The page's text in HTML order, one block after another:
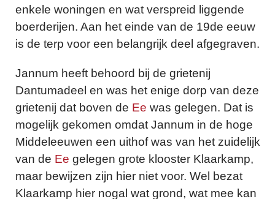
enkele woningen en wat verspreid liggende
boerderijen. Aan het einde van de 19de eeuw
is de terp voor een belangrijk deel afgegraven.
Jannum heeft behoord bij de grietenij
Dantumadeel en was het enige dorp van deze
grietenij dat boven de Ee was gelegen. Dat is
mogelijk gekomen omdat Jannum in de hoge
Middeleeuwen een uithof was van het zuidelijk
van de Ee gelegen grote klooster Klaarkamp,
maar bewijzen zijn hier niet voor. Wel bezat
Klaarkamp hier nogal wat grond, wat mee kan